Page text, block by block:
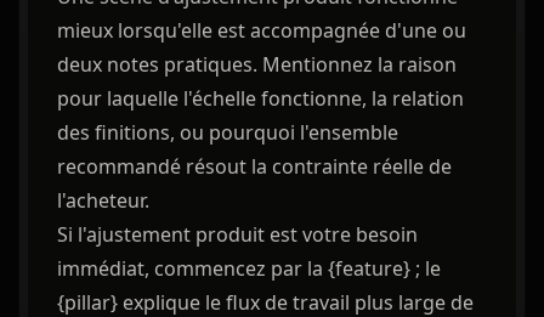
mieux lorsqu'elle est accompagnée d'une ou
deux notes pratiques. Mentionnez la raison
pour laquelle l'échelle fonctionne, la relation
des finitions, ou pourquoi l'ensemble
recommandé résout la contrainte réelle de
l'acheteur.
Si l'ajustement produit est votre besoin
immédiat, commencez par la {feature} ; le
{pillar} explique le flux de travail plus large de